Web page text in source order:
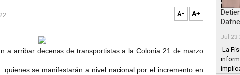
A- A+
a arribar decenas de transportistas a la Colonia 21 de marzo
se manifestarán a nivel nacional por el incremento en
Jul 23
La